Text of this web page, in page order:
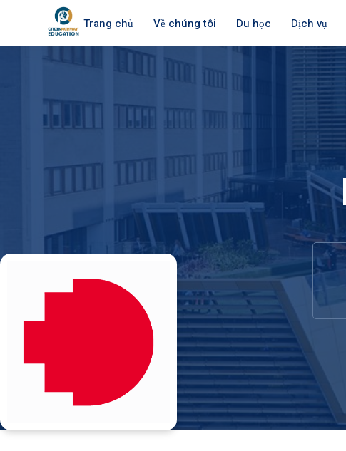
Trang chủ Về chúng tôi Du học Dịch vụ